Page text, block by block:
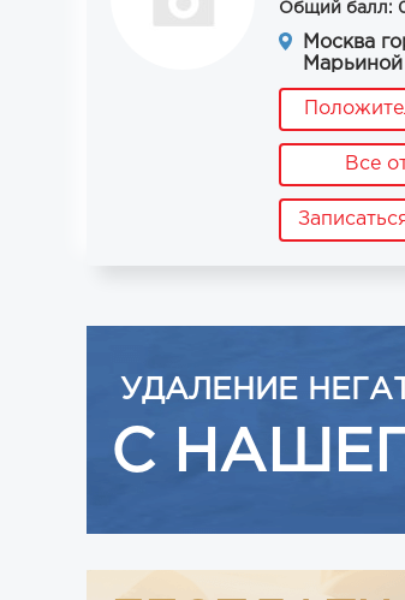
Общий балл:
Москва
Марьиной
Все
УДАЛЕНИЕ
С